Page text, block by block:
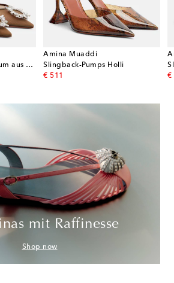
Slingback-Pumps Begum aus Mesh mit Kristallen
Amina Muaddi
Slingback-Pumps Holli
€ 511
original price €
mit Raffinesse
Shop now